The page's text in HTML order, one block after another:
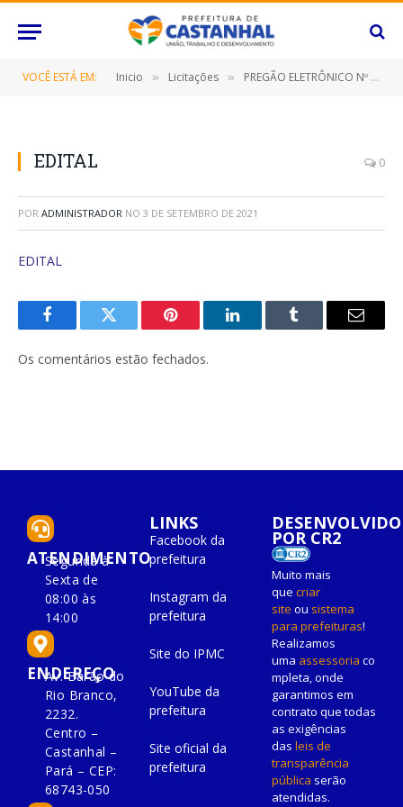
VOCÊ ESTÁ EM: Inicio » Licitações » PREGÃO ELETRÔNICO Nº 071/2021 (CONTRATAÇÃO DE EMPRESA ESPECIALIZADA PARA FORNECIMENTO DE HORTIFRUTIGRANJEIROS, DESTINADO A ATENDER AS NECESSIDADES DA SECRETARIA MUNICIPAL DE ASSISTÊNCIA SOCIAL)
EDITAL 0
POR ADMINISTRADOR NO 3 DE SETEMBRO DE 2021
EDITAL
FacebookTwitter Pinterest O
Tumblr
E-
Os comentários estão fechados.
ATENDIMENTO
Segunda à
Sexta de
08:00 às
14:00
ENDEREÇO
Av. Barão do
Rio Branco,
2232.
Centro –
Castanhal –
Pará – CEP:
68743-050
LINKS
Facebook da
prefeitura
Instagram da
prefeitura
Site do IPMC
YouTube da
prefeitura
Site oficial da
prefeitura
DESENVOLVIDO
POR CR2
Muito mais
que criar
site ou sistema
para prefeituras!
Realizamos
uma assessoria co
mpleta, onde
garantimos em
contrato que todas
as exigências
das leis de
transparência
pública serão
atendidas.